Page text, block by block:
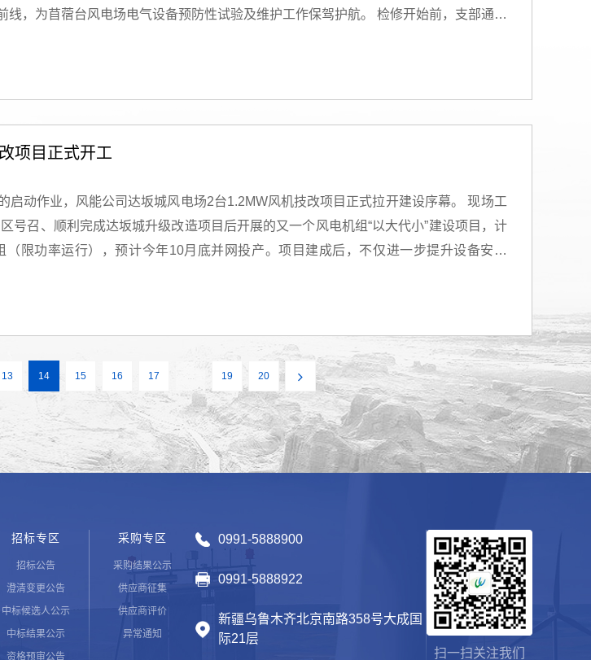
，为苜蓿台风电场电气设备预防性试验及维护工作保驾护航。 检修开始前，支部通过
让大家提前复习，熟知各自在检修任务中的责任和具体工作要求；同时组织各组作业人
，为本次试验做足一切准备工作。针对检修外委这一风险点，党支部严格督促落实各项
提升安全意识，自觉遵章守纪，守牢安全“红线”，以“严细实”的作风为安全检修奠定基
台通讯信号不对位、电压互感器保险异常等设备隐患问题10余项，确保了预试作业安
，体现了风能人敢打硬仗，能打胜仗的实干精神。通过此次预试工作，及时消除了设备
，为完成年度发电任务提供了有力保障。 下一步，三支部将继续以更严态度、更优管
党建等各项工作，以实际行动践行责任与担当，为公司的发展贡献力量。
项目正式开工
作业，风能公司达坂城风电场2台1.2MW风机技改项目正式拉开建设序幕。 现场工
号召、顺利完成达坂城升级改造项目后开展的又一个风电机组“以大代小”建设项目，计
限功率运行），预计今年10月底并网投产。项目建成后，不仅进一步提升设备安全
发电能力。 开工仪式上，项目施工单位和监理单位分别做表态发言，表示项目建设期间
关、施工安全关、工程进度关，确保项目早竣工、早投产。 风能公司领导在现场致辞表
、任务重，参与建设的有关单位要严格执行“三措一案”、两票三制，强化过程管理。
安全、运营等部门要精心组织，按照工程管理规定，必须责任到人，坚决杜绝以包代
城升级改造项目后的又一个精品工程。 下一步，风能公司将聚焦项目建设，倒排工期、
守好“安全线”、严把“质量关”、跑出“加速度”，保证项目如期实现并网发电，努力完成
13 14 15 16 17 19 20
招标专区
招标公告
澄清变更公告
中标候选人公示
中标结果公示
资格预审公告
采购专区
采购结果公示
供应商征集
供应商评价
异常通知
0991-5888900
0991-5888922
新疆乌鲁木齐北京南路358号大成国
际21层
扫一扫关注我们